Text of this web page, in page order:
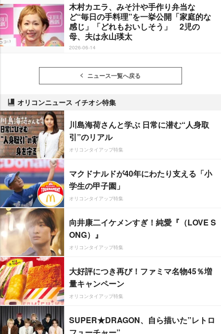
木村カエラ、みそ汁や手作り弁当な
ど“毎日の手料理”を一挙公開「家庭的な
感じ」「どれもおいしそう」 2児の
母、夫は永山瑛太
2026-06-14
ニュース一覧へ戻る
オリコンニュース イチオシ特集
川島海荷さんと学ぶ 日常に潜む“人身取
引”のリアル
オリコンタイアップ特集
マクドナルドが40年にわたり支える「小
学生の甲子園」
オリコンタイアップ特集
向井康二イケメンすぎ！純愛『（LOVE S
ONG）』
オリコンタイアップ特集
大好評につき再び！ファミマ名物45％増
量キャンペーン
オリコンタイアップ特集
SUPER★DRAGON、自ら描いた”レトロ